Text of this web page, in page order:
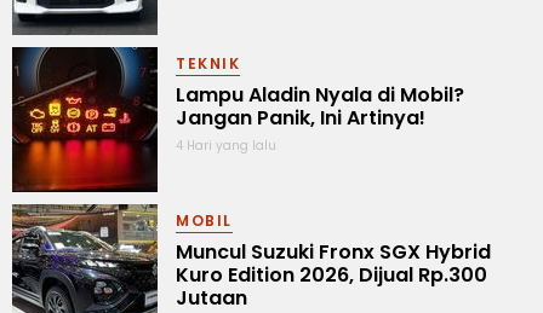
TEKNIK
Lampu Aladin Nyala di Mobil?
Jangan Panik, Ini Artinya!
4 Hari yang lalu
MOBIL
Muncul Suzuki Fronx SGX Hybrid
Kuro Edition 2026, Dijual Rp.300
Jutaan